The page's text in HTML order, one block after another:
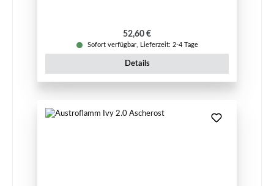
Regulärer Preis:
52,60 €
Sofort verfügbar, Lieferzeit: 2-4 Tage
Details